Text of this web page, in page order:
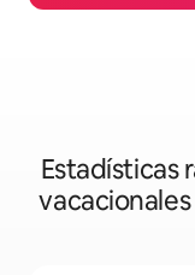
Estadísticas